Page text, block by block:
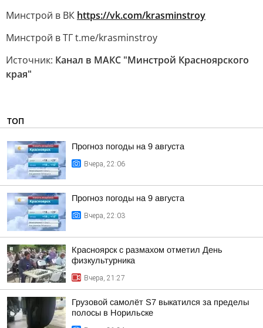
Минстрой в ВК https://vk.com/krasminstroy
Минстрой в ТГ t.me/krasminstroy
Источник: Канал в МАКС "Минстрой Красноярского
края"
ТОП
Прогноз погоды на 9 августа
Вчера, 22:06
Прогноз погоды на 9 августа
Вчера, 22:03
Красноярск с размахом отметил День
физкультурника
Вчера, 21:27
Грузовой самолёт S7 выкатился за пределы
полосы в Норильске